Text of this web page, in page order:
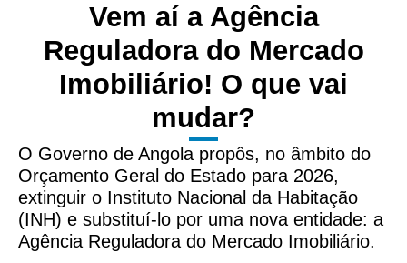
Vem aí a Agência
Reguladora do Mercado
Imobiliário! O que vai
mudar?
O Governo de Angola propôs, no âmbito do
Orçamento Geral do Estado para 2026,
extinguir o Instituto Nacional da Habitação
(INH) e substituí-lo por uma nova entidade: a
Agência Reguladora do Mercado Imobiliário.